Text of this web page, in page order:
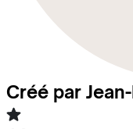
Créé par